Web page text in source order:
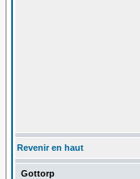
Revenir en haut
Gottorp